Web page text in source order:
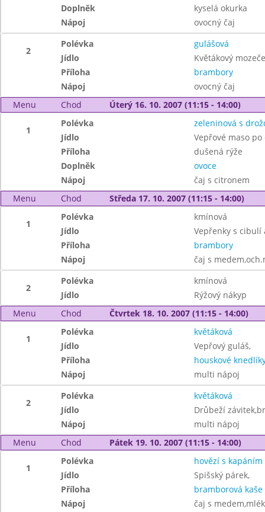
Doplněk
kyselá okurka
Nápoj
ovocný čaj
2
Polévka
gulášová
Jídlo
Květákový
Příloha
brambory
Nápoj
ovocný čaj
Menu
Chod Úterý 16. 10. 2007 (11:15 - 14:00)
1
Polévka
zeleninová s
Jídlo
Vepřové maso po
Příloha
dušená rýže
Doplněk
ovoce
Nápoj
čaj s citronem
Menu
Chod Středa 17. 10. 2007 (11:15 - 14:00)
1
Polévka
kmínová
Jídlo
Vepřenky s cibulí
Příloha
brambory
Nápoj
čaj s
2
Polévka
kmínová
Jídlo
Rýžový nákyp
Menu
Chod Čtvrtek 18. 10. 2007 (11:15 - 14:00)
1
Polévka
květáková
Jídlo
Vepřový guláš,
Příloha
houskové
Nápoj
multi nápoj
2
Polévka
květáková
Jídlo
Drůbeží
Nápoj
multi nápoj
Menu
Chod Pátek 19. 10. 2007 (11:15 - 14:00)
1
Polévka
hovězí s kapáním
Jídlo
Spišský párek,
Příloha
bramborová kaše
Nápoj
čaj s